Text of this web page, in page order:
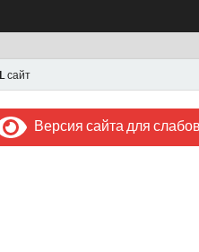
сайт
Версия сайта для